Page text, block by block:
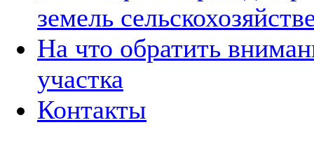
земель
На что обратить
участка
Контакты